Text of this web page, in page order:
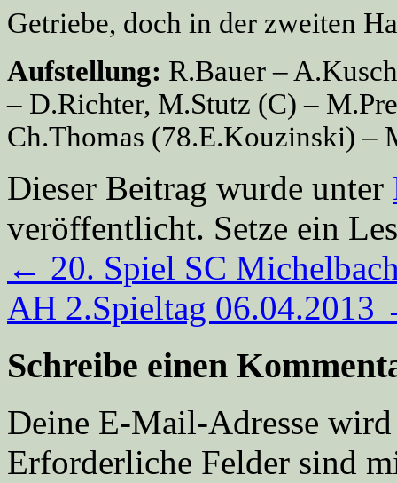
Getriebe, doch in der zweiten
Aufstellung: R.Bauer –
– D.Richter, M.Stutz (C) –
Ch.Thomas (78.E.Kouzinski) –
Dieser Beitrag wurde unter
veröffentlicht. Setze ein
← 20. Spiel SC
AH 2.Spieltag 06.04.2013
Schreibe einen
Deine E-Mail-Adresse
Erforderliche Felder sind